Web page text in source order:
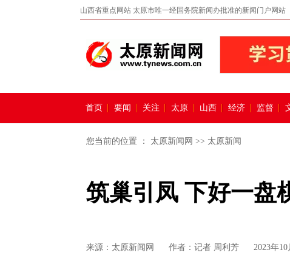
山西省重点网站 太原市唯一经国务院新闻办批准的新闻门户网站
首页 要闻 关注 太原 山西 经济 监督
您当前的位置 ： 太原新闻网 >> 太原新闻
筑巢引凤 下好一盘
来源： 太原新闻网 作者：记者 周利芳 2023年